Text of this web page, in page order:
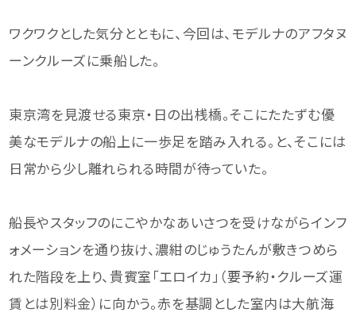
ワクワクとした気分とともに、今回は、モデルナのアフタヌ
ーンクルーズに乗船した。
東京湾を見渡せる東京・日の出桟橋。そこにたたずむ優
美なモデルナの船上に一歩足を踏み入れる。と、そこには
日常から少し離れられる時間が待っていた。
船長やスタッフのにこやかなあいさつを受けながらインフ
ォメーションを通り抜け、濃紺のじゅうたんが敷きつめら
れた階段を上り、貴賓室「エロイカ」（要予約・クルーズ運
賃とは別料金）に向かう。赤を基調とした室内は大航海